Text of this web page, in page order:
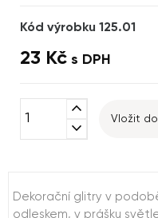
Kód výrobku 125.01
23 Kč s DPH
expand_less
expand_more
Vložit
Dekorační glitry v
odleskem, v prášku